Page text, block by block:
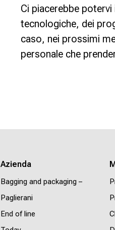
Ci piacerebbe
tecnologiche, dei
caso, nei prossimi
personale che
Azienda
Bagging and packaging –
Paglierani
End of line